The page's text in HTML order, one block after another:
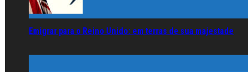
Emigrar para o Reino Unido: em terras de sua majestade